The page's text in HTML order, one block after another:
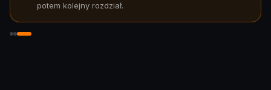
potem kolejny rozdział.